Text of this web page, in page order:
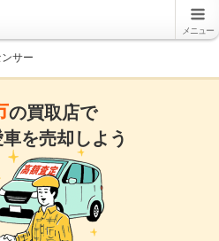
メニュー
サー
の買取店で
を売却しよう